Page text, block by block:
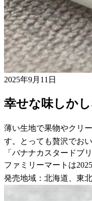
2025年9月11日
幸せな味しか
薄い生地で果物やクリ
す。とっても贅沢でお
「バナナカスタードブ
ファミリーマートは
発売地域：北海道、東